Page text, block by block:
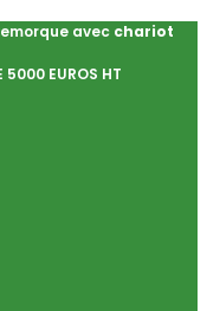
avec chariot
5000 EUROS HT